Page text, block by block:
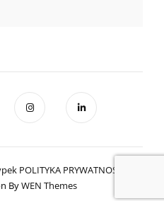
POLITYKA PRYWATNOŚCI
ByWEN Themes